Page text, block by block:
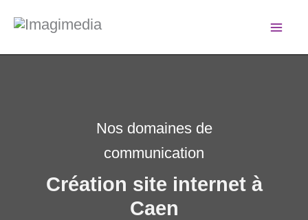
contenu
Imagimedia
Nos domaines de
communication
Création site internet à
Caen